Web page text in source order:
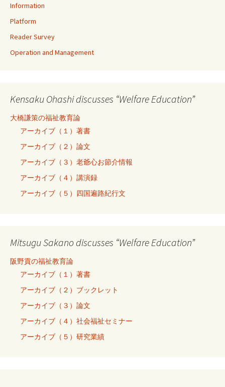
Information
Platform
Reader Survey
Operation and Management
Kensaku Ohashi discusses “Welfare Education”
大橋謙策の福祉教育論
アーカイブ（１）著書
アーカイブ（２）論文
アーカイブ（３）老爺心お節介情報
アーカイブ（４）講演録
アーカイブ（５）四国遍路紀行文
Mitsugu Sakano discusses “Welfare Education”
阪野貢の福祉教育論
アーカイブ（１）著書
アーカイブ（２）ブックレット
アーカイブ（３）論文
アーカイブ（４）社会福祉セミナー
アーカイブ（５）研究業績